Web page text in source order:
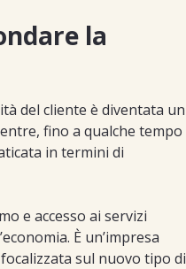
la
del cliente è diventata un
fino a qualche tempo
in termini di
e accesso ai servizi
È un’impresa
sul nuovo tipo di